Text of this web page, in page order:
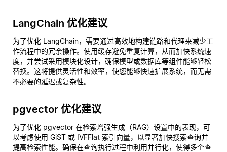
LangChain 优化建议
为了优化 LangChain，需要通过高效地构建链路和代理来减少工
作流程中的冗余操作。使用缓存避免重复计算，从而加快系统速
度，并尝试采用模块化设计，确保模型或数据库等组件能够轻松
替换。这将提供灵活性和效率，使您能够快速扩展系统，而无需
不必要的延迟或复杂性。
pgvector 优化建议
为了优化 pgvector 在检索增强生成（RAG）设置中的表现，可
以考虑使用 GiST 或 IVFFlat 索引向量，以显著加快搜索查询并
提高检索性能。确保在查询执行过程中利用并行化，使得多个查